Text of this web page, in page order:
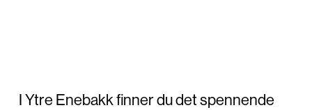
I Ytre Enebakk finner du det spennende